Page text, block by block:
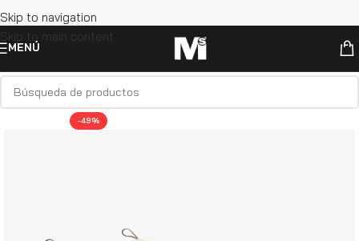
Skip to navigation
Skip to main content
MENÚ
-49%